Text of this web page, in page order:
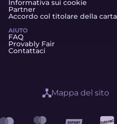
Informativa sui cookie
Partner
Accordo col titolare della carta
AIUTO
FAQ
Provably Fair
Contattaci
Mappa del sito